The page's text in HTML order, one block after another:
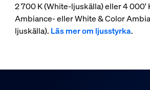
2 700 K (White-ljuskälla) eller 4 000'
Ambiance- eller White & Color
ljuskälla). Läs mer om ljusstyrka.